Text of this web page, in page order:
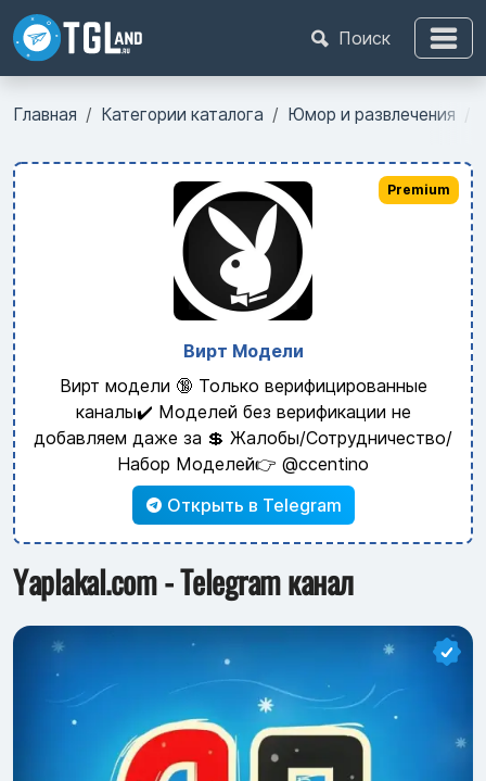
Поиск
Главная Категории каталога Юмор и развлечения
Вирт Модели
Вирт модели 🔞 Только верифицированные
каналы✔️ Моделей без верификации не
добавляем даже за 💲 Жалобы/Сотрудничество/
Набор Моделей👉 @ccentino
Открыть в Telegram
Premium
Yaplakal.com - Telegram канал